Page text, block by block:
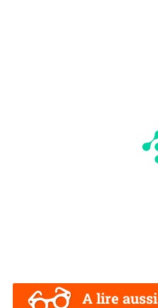
A lire aussi